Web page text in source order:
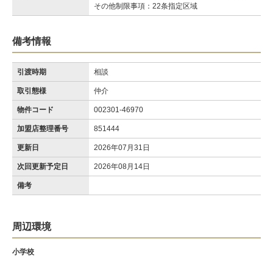
その他制限事項：22条指定区域
備考情報
引渡時期 相談
取引態様 仲介
物件コード 002301-46970
加盟店整理番号 851444
更新日 2026年07月31日
次回更新予定日 2026年08月14日
備考
周辺環境
小学校